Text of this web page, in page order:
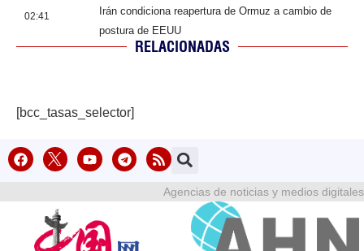
02:41
Irán condiciona reapertura de Ormuz a cambio de
postura de EEUU
RELACIONADAS
[bcc_tasas_selector]
Agencias de noticias y medios digitales